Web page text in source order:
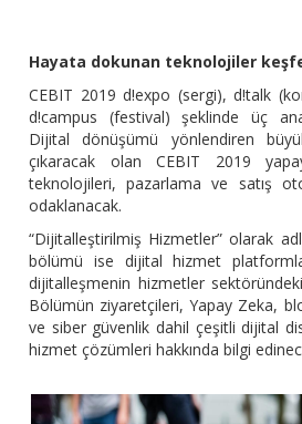
Hayata dokunan teknolojiler
CEBIT 2019 d!expo (sergi), d!talk
d!campus (festival) şeklinde üç
Dijital dönüşümü yönlendiren
çıkaracak olan CEBIT 2019
teknolojileri, pazarlama ve satış
odaklanacak.
“Dijitalleştirilmiş Hizmetler” olarak
bölümü ise dijital hizmet
dijitalleşmenin hizmetler
Bölümün ziyaretçileri, Yapay Zeka,
ve siber güvenlik dahil çeşitli dijital
hizmet çözümleri hakkında bilgi